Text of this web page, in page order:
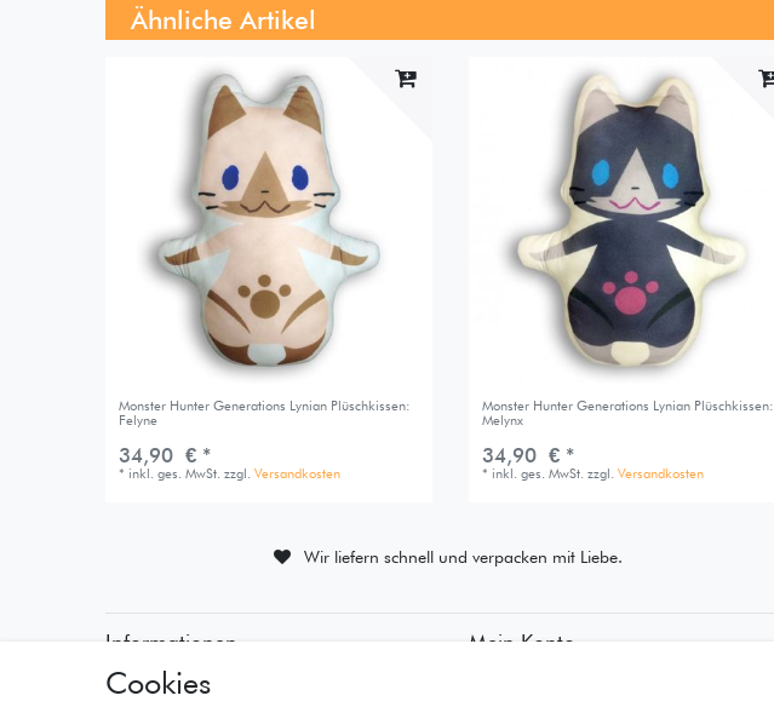
Ähnliche Artikel
Monster Hunter Generations Lynian Plüschkissen:
Felyne
34,90 € *
* inkl. ges. MwSt. zzgl.Versandkosten
Monster Hunter Generations Lynian Plüschkissen:
Melynx
34,90 € *
* inkl. ges. MwSt. zzgl.Versandkosten
Wir liefern schnell und verpacken mit Liebe.
Informationen
• Zahlungsarten
• Versandinformationen
Mein Konto
Cookies